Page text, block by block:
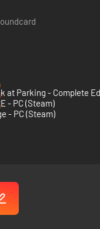
de adrenaline je
at Parking - Complete
- PC (Steam)
- PC (Steam)